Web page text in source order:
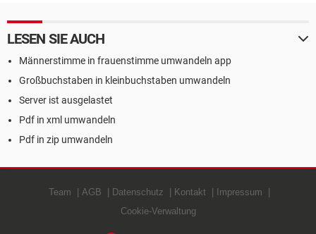
LESEN SIE AUCH
Männerstimme in frauenstimme umwandeln app
Großbuchstaben in kleinbuchstaben umwandeln
Server ist ausgelastet
Pdf in xml umwandeln
Pdf in zip umwandeln
Team AGB Datenschutz Kontakt
Impressum
Cookie-Verwaltung